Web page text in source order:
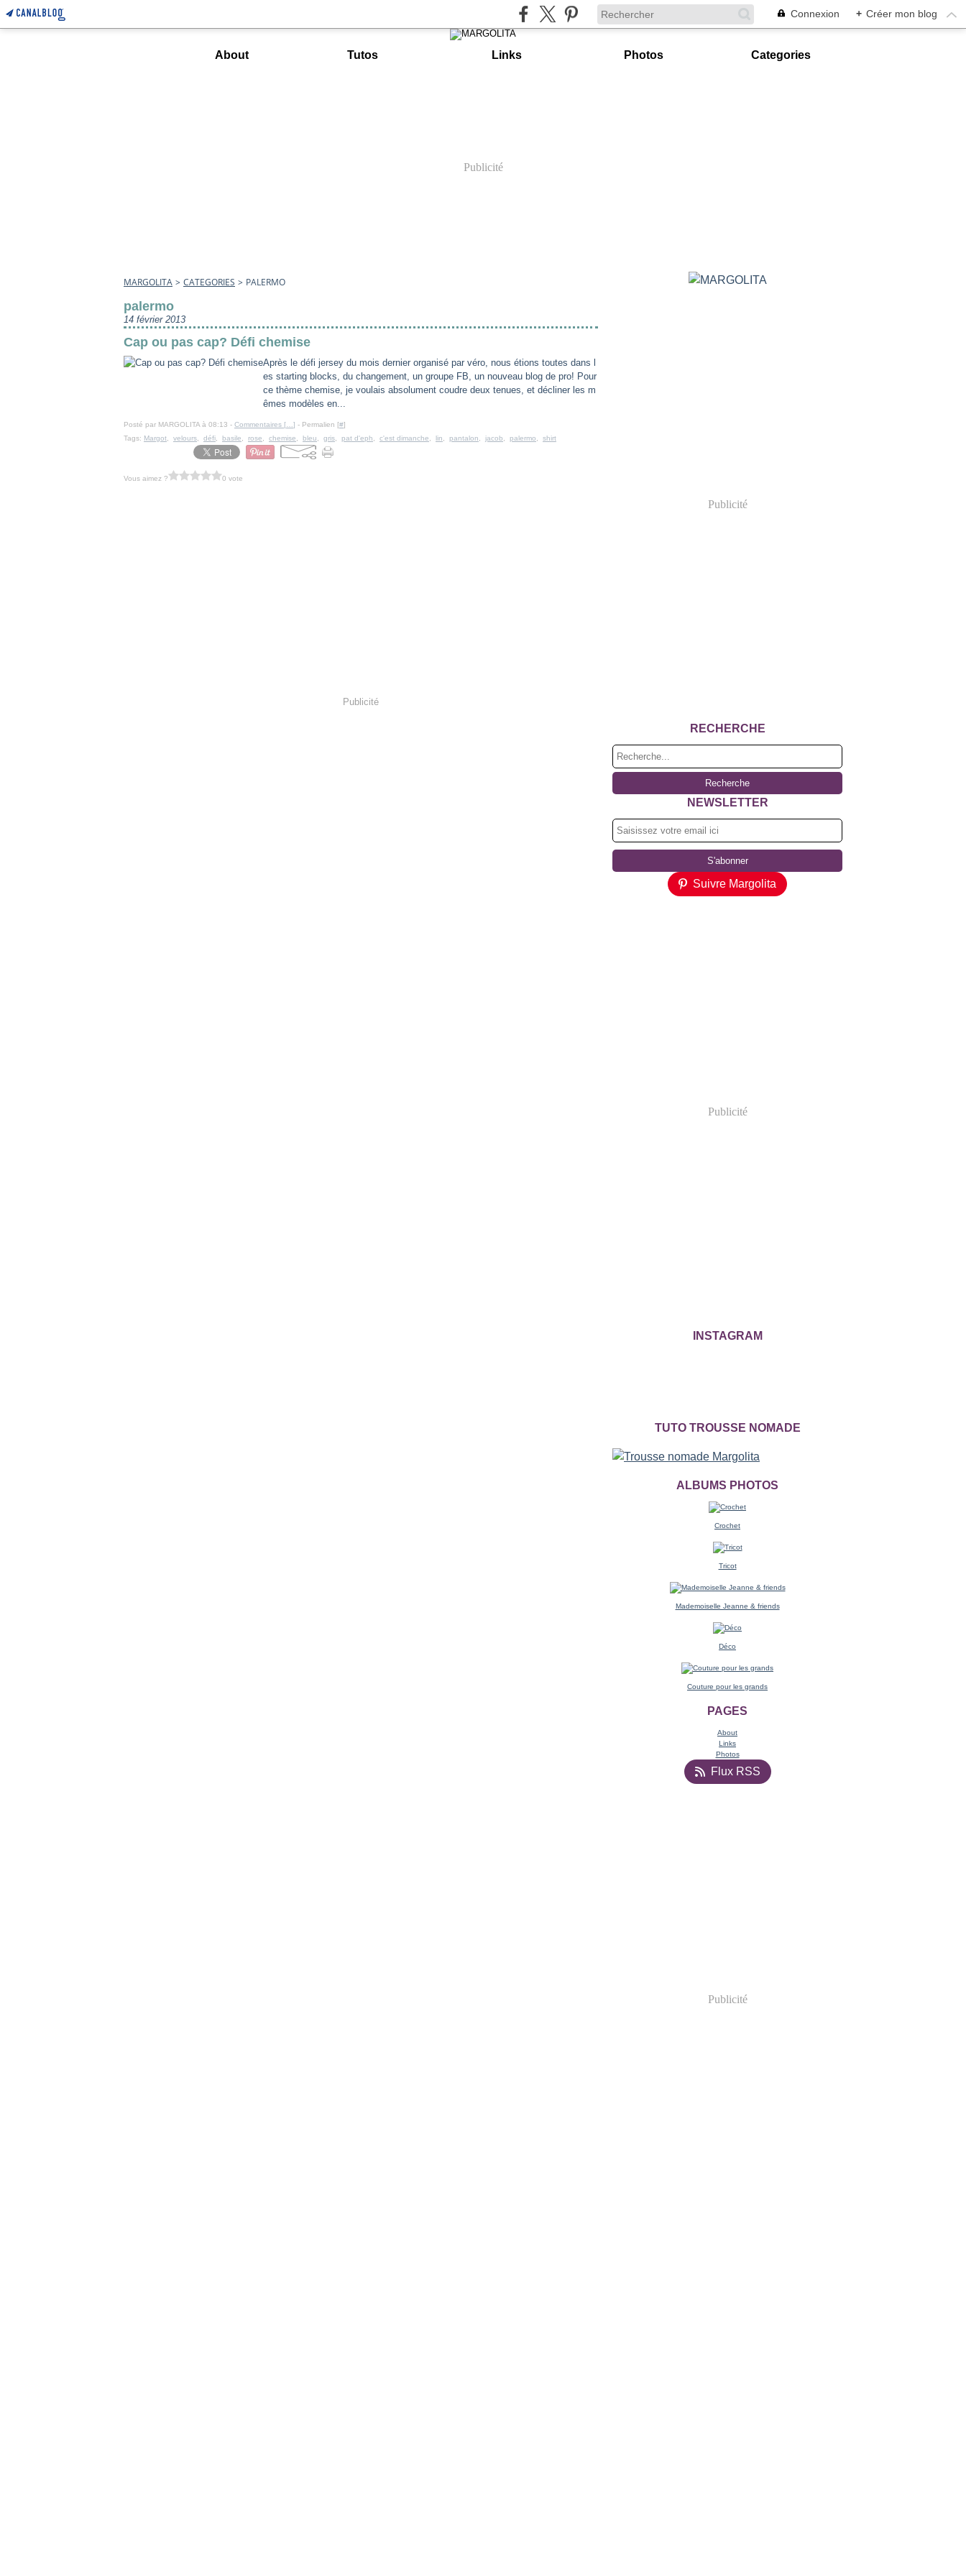
Connexion + Créer mon blog
About Tutos Links Photos Categories
Publicité
MARGOLITA > CATEGORIES > PALERMO
palermo
14 février 2013
Cap ou pas cap? Défi chemise
Après le défi jersey du mois dernier organisé par véro, nous étions toutes dans l
es starting blocks, du changement, un groupe FB, un nouveau blog de pro! Pour
ce thème chemise, je voulais absolument coudre deux tenues, et décliner les m
êmes modèles en...
Posté par MARGOLITA à 08:13 - Commentaires [ ] - Permalien [#]
Tags: Margot velours défi basile rose chemise bleu gris pat d'eph c'est dimanche lin pantalon jacob palermo shirt
Vous aimez ? 0 vote
Publicité
Publicité
RECHERCHE
NEWSLETTER
Suivre Margolita
Publicité
INSTAGRAM
TUTO TROUSSE NOMADE
ALBUMS PHOTOS
Crochet
Tricot
Mademoiselle Jeanne & friends
Déco
Couture pour les grands
PAGES
About
Links
Photos
Flux RSS
Publicité